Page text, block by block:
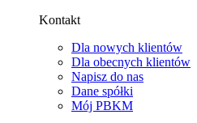
Kontakt
Dla nowych klientów
Dla obecnych klientów
Napisz do nas
Dane spółki
Mój PBKM